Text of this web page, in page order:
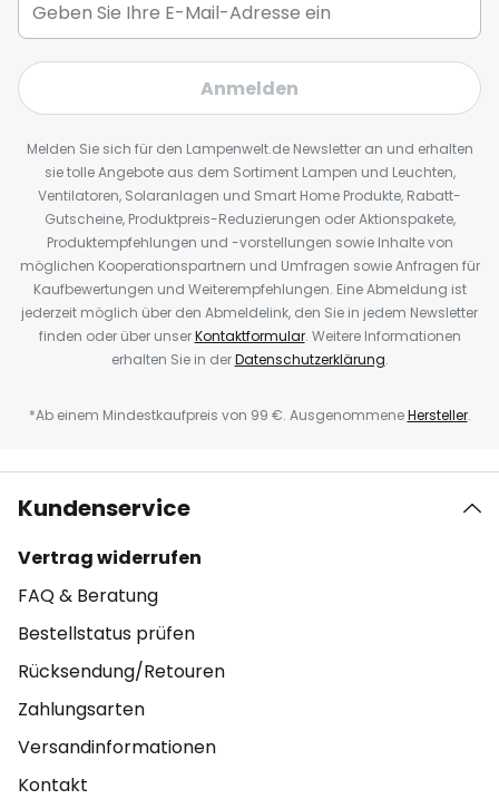
Anmelden
Melden Sie sich für den Lampenwelt.de Newsletter an und erhalten
sie tolle Angebote aus dem Sortiment Lampen und Leuchten,
Ventilatoren, Solaranlagen und Smart Home Produkte, Rabatt-
Gutscheine, Produktpreis-Reduzierungen oder Aktionspakete,
Produktempfehlungen und -vorstellungen sowie Inhalte von
möglichen Kooperationspartnern und Umfragen sowie Anfragen für
Kaufbewertungen und Weiterempfehlungen. Eine Abmeldung ist
jederzeit möglich über den Abmeldelink, den Sie in jedem Newsletter
finden oder über unserKontaktformular. Weitere Informationen
erhalten Sie in derDatenschutzerklärung.
*Ab einem Mindestkaufpreis von 99 €. AusgenommeneHersteller.
Kundenservice
Vertrag widerrufen
FAQ & Beratung
Bestellstatus prüfen
Rücksendung/Retouren
Zahlungsarten
Versandinformationen
Kontakt